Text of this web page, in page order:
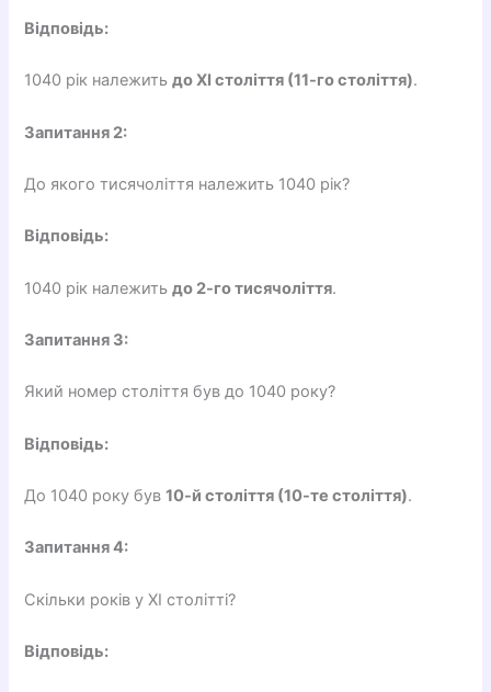
Відповідь:
1040 рік належитьдо XI століття (11-го століття).
Запитання 2:
До якого тисячоліття належить 1040 рік?
Відповідь:
1040 рік належитьдо 2-го тисячоліття.
Запитання 3:
Який номер століття був до 1040 року?
Відповідь:
До 1040 року був10-й століття (10-те століття).
Запитання 4:
Скільки років у XI столітті?
Відповідь: